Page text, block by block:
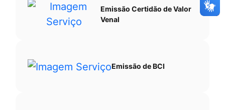
Emissão Certidão de Valor
Venal
Emissão de BCI